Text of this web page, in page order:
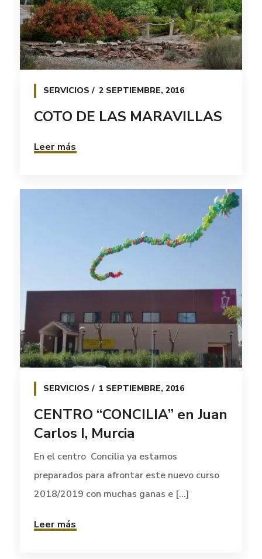
SERVICIOS 2 SEPTIEMBRE, 2016
COTO DE LAS MARAVILLAS
Leer más
SERVICIOS 1 SEPTIEMBRE, 2016
CENTRO “CONCILIA” en Juan
Carlos I, Murcia
En el centro Concilia ya estamos
preparados para afrontar este nuevo curso
2018/2019 con muchas ganas e [...]
Leer más